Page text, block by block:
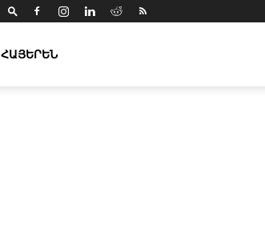
ՀԱՅԵՐԵՆ